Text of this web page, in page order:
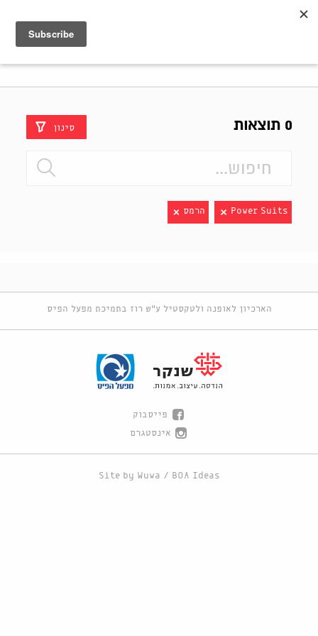
0 תוצאות סינון
Power Suits הרמס
הארכיון לאופנה ולטקסטיל ע"ש רוז בתמיכת מפעל הפיס
פייסבוק
אינסטגרם
Site by Wuwa / BOA Ideas